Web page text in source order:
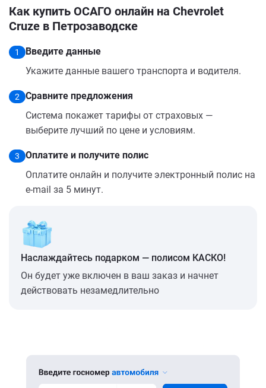
Как купить ОСАГО онлайн на Chevrolet
Cruze в Петрозаводске
1
Введите данные
Укажите данные вашего транспорта и водителя.
2
Сравните предложения
Система покажет тарифы от страховых —
выберите лучший по цене и условиям.
3
Оплатите и получите полис
Оплатите онлайн и получите электронный полис на
e-mail за 5 минут.
Наслаждайтесь подарком — полисом КАСКО!
Он будет уже включен в ваш заказ и начнет
действовать незамедлительно